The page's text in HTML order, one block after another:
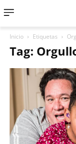
Inicio Etiquetas
Tag: